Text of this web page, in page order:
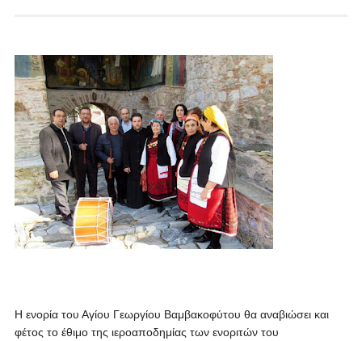
Η ενορία του Αγίου Γεωργίου Βαμβακοφύτου θα αναβιώσει και
φέτος το έθιμο της ιεροαποδημίας των ενοριτών του